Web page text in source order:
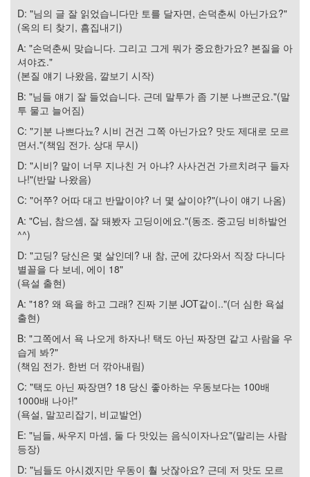
D: "님의 글 잘 읽었습니다만 토를 달자면, 손덕춘씨 아닌가요?"
(옥의 티 찾기, 흠집내기)
A: "손덕춘씨 맞습니다. 그리고 그게 뭐가 중요한가요? 본질을 아
셔야죠."
(본질 얘기 나왔음, 깔보기 시작)
B: "님들 얘기 잘 들었습니다. 근데 말투가 좀 기분 나쁘군요."(말
투 물고 늘어짐)
C: "기분 나쁘다뇨? 시비 건건 그쪽 아닌가요? 맛도 제대로 모르
면서."(책임 전가. 상대 무시)
D: "시비? 말이 너무 지나친 거 아냐? 사사건건 가르치려구 들자
나!"(반말 나왔음)
C: "어쭈? 어따 대고 반말이야? 너 몇 살이야?"(나이 얘기 나옴)
A: "C님, 참으셈, 잘 돼봤자 고딩이에요."(동조. 중고딩 비하발언
^^)
D: "고딩? 당신은 몇 살인데? 내 참, 군에 갔다와서 직장 다니다
별꼴을 다 보네, 에이 18"
(욕설 출현)
A: "18? 왜 욕을 하고 그래? 진짜 기분 JOT같이.."(더 심한 욕설
출현)
B: "그쪽에서 욕 나오게 하자나! 택도 아닌 짜장면 같고 사람을 우
습게 봐?"
(책임 전가. 한번 더 깎아내림)
C: "택도 아닌 짜장면? 18 당신 좋아하는 우동보다는 100배
1000배 나아!"
(욕설, 말꼬리잡기, 비교발언)
E: "님들, 싸우지 마셈, 둘 다 맛있는 음식이자나요"(말리는 사람
등장)
D: "님들도 아시겠지만 우동이 훨 낫잖아요? 근데 저 맛도 모르
Categories
1338
AI
프
롬
프
트
0
판
준
비
My-
Program
41
KScreenPen
25
IT
4
색
돌
이
K-
Capture
0
블
로
플